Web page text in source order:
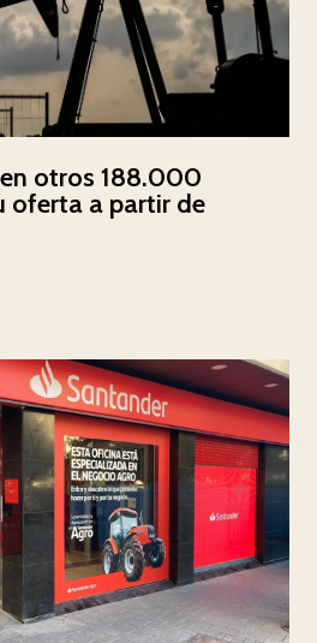
otros 188.000
oferta a partir de